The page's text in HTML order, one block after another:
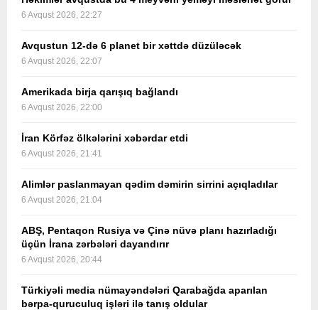
6 Avqust 2026, 22:27
Avqustun 12-də 6 planet bir xəttdə düzüləcək
6 Avqust 2026, 22:07
Amerikada birja qarışıq bağlandı
6 Avqust 2026, 22:00
İran Körfəz ölkələrini xəbərdar etdi
6 Avqust 2026, 21:41
Alimlər paslanmayan qədim dəmirin sirrini açıqladılar
6 Avqust 2026, 21:04
ABŞ, Pentaqon Rusiya və Çinə nüvə planı hazırladığı
üçün İrana zərbələri dayandırır
6 Avqust 2026, 20:44
Türkiyəli media nümayəndələri Qarabağda aparılan
bərpa-quruculuq işləri ilə tanış oldular